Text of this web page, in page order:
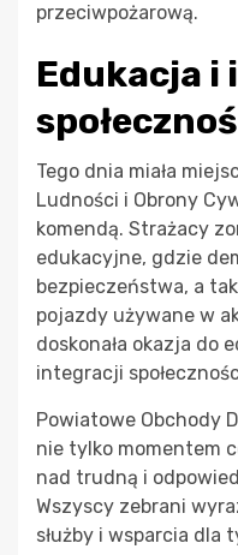
przeciwpożarową.
Edukacja
Tego dnia miała
Ludności i Obrony
komendą. Strażacy
edukacyjne, gdzie
bezpieczeństwa, a
pojazdy używane w
doskonała okazja do
integracji
Powiatowe Obchody
nie tylko momentem
nad trudną i
Wszyscy zebrani
służby i wsparcia dla